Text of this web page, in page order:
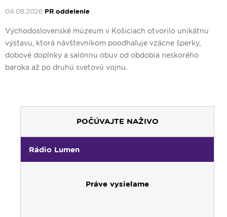
04.08.2026 PR oddelenie
Východoslovenské múzeum v Košiciach otvorilo unikátnu
výstavu, ktorá návštevníkom poodhaľuje vzácne šperky,
dobové doplnky a salónnu obuv od obdobia neskorého
baroka až po druhú svetovú vojnu.
POČÚVAJTE NAŽIVO
Rádio Lumen
Práve vysielame
Počúvaj srdcom - repríza